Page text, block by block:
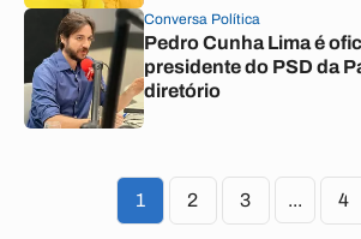
Conversa Política
Pedro Cunha Lima é
presidente do PSD da
diretório
1 2 3 ... 4